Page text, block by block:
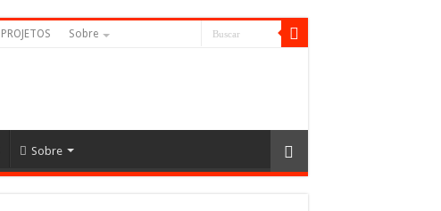
PROJETOS Sobre
Sobre